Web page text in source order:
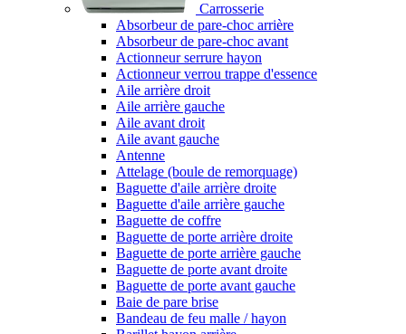
Carrosserie
Absorbeur de pare-choc arrière
Absorbeur de pare-choc avant
Actionneur serrure hayon
Actionneur verrou trappe d'essence
Aile arrière droit
Aile arrière gauche
Aile avant droit
Aile avant gauche
Antenne
Attelage (boule de remorquage)
Baguette d'aile arrière droite
Baguette d'aile arrière gauche
Baguette de coffre
Baguette de porte arrière droite
Baguette de porte arrière gauche
Baguette de porte avant droite
Baguette de porte avant gauche
Baie de pare brise
Bandeau de feu malle / hayon